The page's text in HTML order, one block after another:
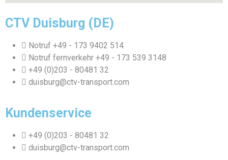
CTV Duisburg (DE)
Notruf +49 - 173 9402 514
Notruf fernverkehr +49 - 173 539 3148
+49 (0)203 - 80481 32
duisburg@ctv-transport.com
Kundenservice
+49 (0)203 - 80481 32
duisburg@ctv-transport.com